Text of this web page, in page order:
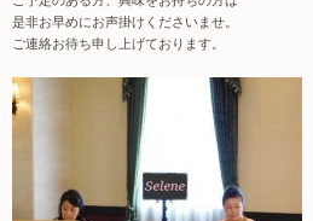
是非お早めにお声掛けくださいませ。
ご連絡お待ち申し上げております。